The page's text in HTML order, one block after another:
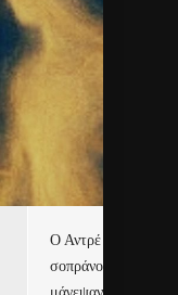
Ο Αντρέ Ριέ και η
σοπράνο Χριστίνα